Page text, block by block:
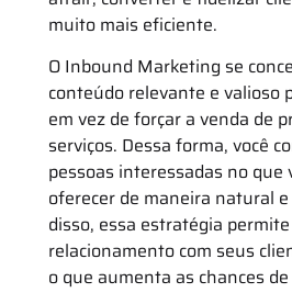
muito mais eficiente.
O Inbound Marketing se
conteúdo relevante e valioso
em vez de forçar a venda de
serviços. Dessa forma, você
pessoas interessadas no que
oferecer de maneira natural
disso, essa estratégia
relacionamento com seus
o que aumenta as chances